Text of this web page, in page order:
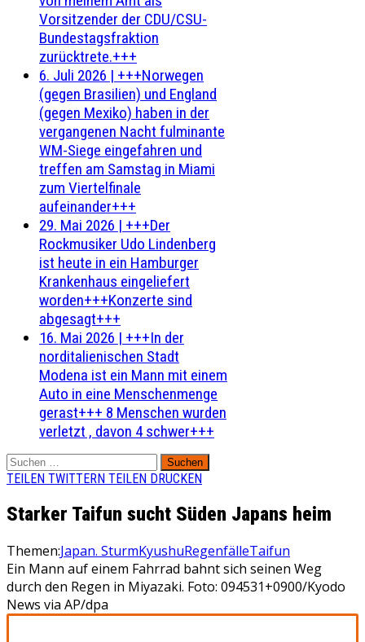
Vorsitzender der CDU/CSU-
Bundestagsfraktion
zurücktrete.+++
6. Juli 2026 | +++Norwegen
(gegen Brasilien) und England
(gegen Mexiko) haben in der
vergangenen Nacht fulminante
WM-Siege eingefahren und
treffen am Samstag in Miami
zum Viertelfinale
aufeinander+++
29. Mai 2026 | +++Der
Rockmusiker Udo Lindenberg
ist heute in ein Hamburger
Krankenhaus eingeliefert
worden+++Konzerte sind
abgesagt+++
16. Mai 2026 | +++In der
norditalienischen Stadt
Modena ist ein Mann mit einem
Auto in eine Menschenmenge
gerast+++ 8 Menschen wurden
verletzt , davon 4 schwer+++
Suchen
nach:
TEILEN TWITTERN TEILEN DRUCKEN
Starker Taifun sucht Süden Japans heim
Themen:Japan. SturmKyushuRegenfälleTaifun
Ein Mann auf einem Fahrrad bahnt sich seinen Weg
durch den Regen in Miyazaki. Foto: 094531+0900/Kyodo
News via AP/dpa